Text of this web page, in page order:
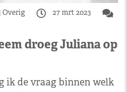
Overig
27 mrt 2023
droeg Juliana op
ik de vraag binnen welk